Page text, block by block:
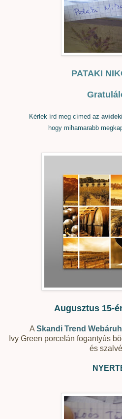
PATAKI
Kérlek írd meg címed az
hogy mihamarabb
Augusztus 15-
A Skandi Trend
Ivy Green porcelán fogantyús
és